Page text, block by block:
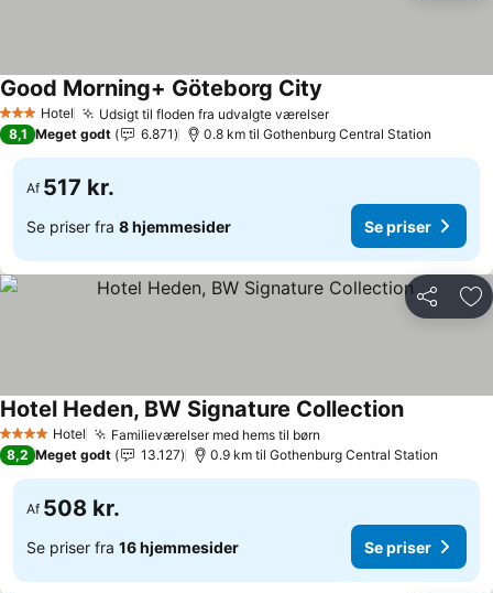
3 StjernerHotel Udsigt til floden fra udvalgte værelser
Good Morning+ Göteborg City
8,1 Meget godt 6.871 0.8 km til Gothenburg Central Station
Af 517 kr.
Se priser fra 8 hjemmesider Se priser
Del
4 StjernerHotel Familieværelser med hems til børn
Hotel Heden, BW Signature Collection
8,2 Meget godt 13.127 0.9 km til Gothenburg Central Station
Af 508 kr.
Se priser fra 16 hjemmesider Se priser